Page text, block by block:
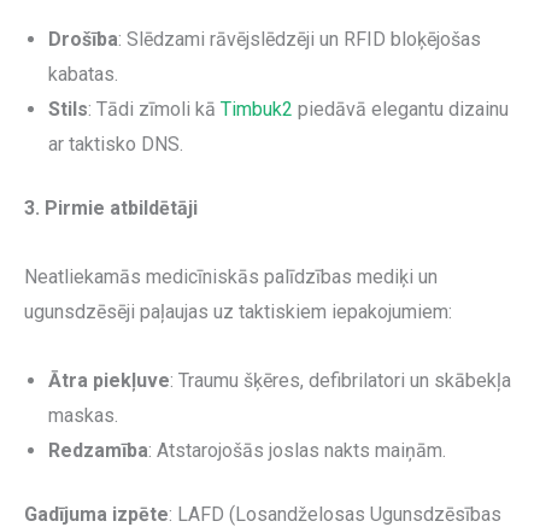
Drošība: Slēdzami rāvējslēdzēji un RFID bloķējošas
kabatas.
Stils: Tādi zīmoli kā Timbuk2 piedāvā elegantu dizainu
ar taktisko DNS.
3. Pirmie atbildētāji
Neatliekamās medicīniskās palīdzības mediķi un
ugunsdzēsēji paļaujas uz taktiskiem iepakojumiem:
Ātra piekļuve: Traumu šķēres, defibrilatori un skābekļa
maskas.
Redzamība: Atstarojošās joslas nakts maiņām.
Gadījuma izpēte: LAFD (Losandželosas Ugunsdzēsības